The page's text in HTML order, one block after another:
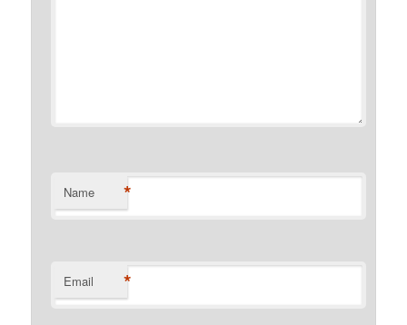
Name *
Email *